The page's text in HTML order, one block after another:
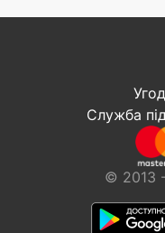
Служба
© 2013